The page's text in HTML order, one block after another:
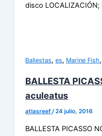
disco LOCALIZACIÓN;
Ballestas,es, Marine Fish,
BALLESTA
aculeatus
atlasreef/24 julio, 2016
BALLESTA PICASSO